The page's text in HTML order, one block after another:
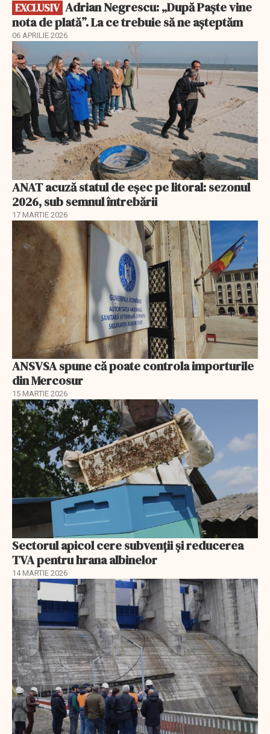
EXCLUSIV
nota de plată”. La ce trebuie să ne așteptăm
06 APRILIE 2026
ANAT acuză statul de eșec pe litoral: sezonul
2026, sub semnul întrebării
17 MARTIE 2026
ANSVSA spune că poate controla importurile
din Mercosur
15 MARTIE 2026
Sectorul apicol cere subvenții și reducerea
TVA pentru hrana albinelor
14 MARTIE 2026
EXCLUSIV